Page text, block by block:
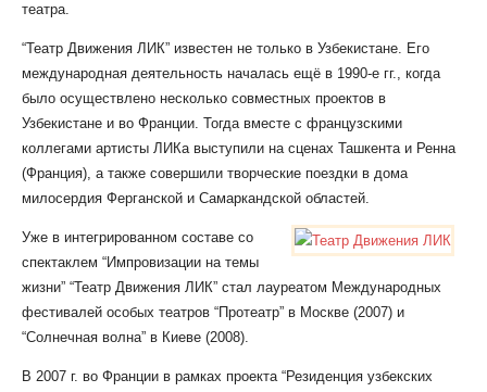
театра.
“Театр Движения ЛИК” известен не только в Узбекистане. Его
международная деятельность началась ещё в 1990-е гг., когда
было осуществлено несколько совместных проектов в
Узбекистане и во Франции. Тогда вместе с французскими
коллегами артисты ЛИКа выступили на сценах Ташкента и Ренна
(Франция), а также совершили творческие поездки в дома
милосердия Ферганской и Самаркандской областей.
Уже в интегрированном составе со
спектаклем “Импровизации на темы
жизни” “Театр Движения ЛИК” стал лауреатом Международных
фестивалей особых театров “Протеатр” в Москве (2007) и
“Солнечная волна” в Киеве (2008).
В 2007 г. во Франции в рамках проекта “Резиденция узбекских